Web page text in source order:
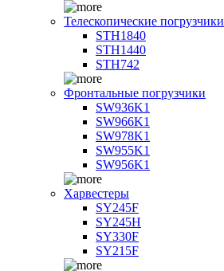
Телескопические погрузчики
STH1840
STH1440
STH742
Фронтальные погрузчики
SW936K1
SW966K1
SW978K1
SW955K1
SW956K1
Харвестеры
SY245F
SY245H
SY330F
SY215F